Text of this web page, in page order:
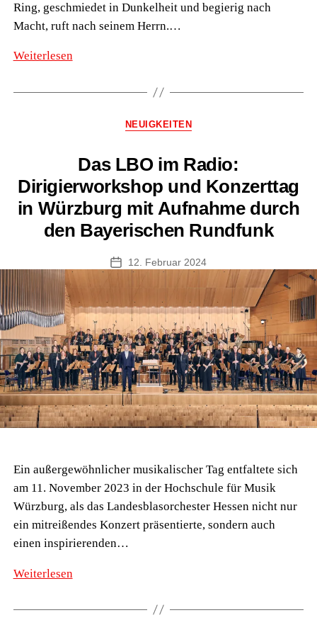
Ring, geschmiedet in Dunkelheit und begierig nach
Macht, ruft nach seinem Herrn.…
WeiterlesenLBO
bringt
Friedberg
Kategorien
NEUIGKEITEN
Das LBO im Radio:
Dirigierworkshop und Konzerttag
in Würzburg mit Aufnahme durch
den Bayerischen Rundfunk
Veröffentlichungsdatum
12. Februar 2024
Ein außergewöhnlicher musikalischer Tag entfaltete sich
am 11. November 2023 in der Hochschule für Musik
Würzburg, als das Landesblasorchester Hessen nicht nur
ein mitreißendes Konzert präsentierte, sondern auch
einen inspirierenden…
WeiterlesenDas
im